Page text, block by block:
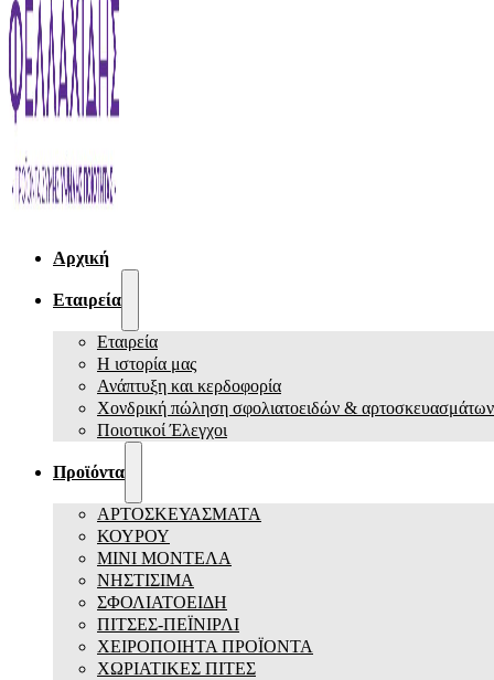
Αρχική
Εταιρεία
Εταιρεία
Η ιστορία μας
Ανάπτυξη και κερδοφορία
Χονδρική πώληση σφολιατοειδών & αρτοσκευασμάτων
Ποιοτικοί Έλεγχοι
Προϊόντα
ΑΡΤΟΣΚΕΥΑΣΜΑΤΑ
ΚΟΥΡΟΥ
ΜΙΝΙ ΜΟΝΤΕΛΑ
ΝΗΣΤΙΣΙΜΑ
ΣΦΟΛΙΑΤΟΕΙΔΗ
ΠΙΤΣΕΣ-ΠΕΪΝΙΡΛΙ
ΧΕΙΡΟΠΟΙΗΤΑ ΠΡΟΪΟΝΤΑ
ΧΩΡΙΑΤΙΚΕΣ ΠΙΤΕΣ